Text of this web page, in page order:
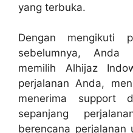
yang terbuka.
Dengan mengikuti
sebelumnya, Anda
memilih Alhijaz
perjalanan Anda,
menerima support
sepanjang
berencana